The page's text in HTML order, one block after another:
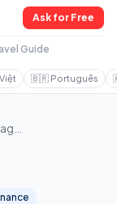
Ask for Free
Guide
🇧🇷 Português